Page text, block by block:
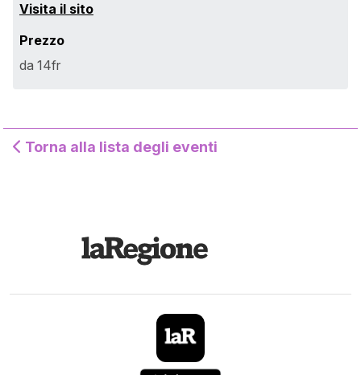
Visita il sito
Prezzo
da 14fr
Torna alla lista degli eventi